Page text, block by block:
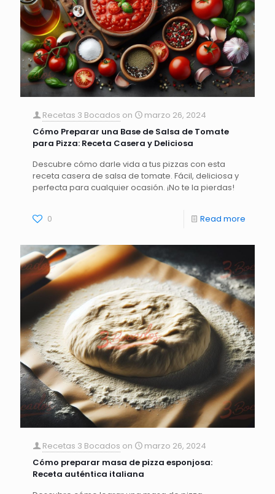
Recetas 3 Bocados on
marzo 26, 2024
Cómo Preparar una Base de Salsa de Tomate
para Pizza: Receta Casera y Deliciosa
Descubre cómo darle vida a tus pizzas con esta
receta casera de salsa de tomate. Fácil, deliciosa y
perfecta para cualquier ocasión. ¡No te la pierdas!
0 Read more
Recetas 3 Bocados on
marzo 26, 2024
Cómo preparar masa de pizza esponjosa:
Receta auténtica italiana